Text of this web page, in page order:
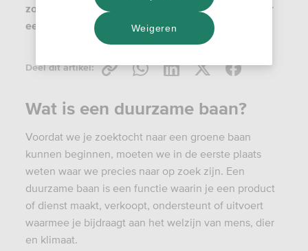
zoektocht. Daarom maken wij je wegwijs hoe je er
eentje vindt.
Deel dit artikel:
Wat is een duurzame baan?
Voordat we je zoektocht naar een groene baan
kunnen beginnen, moeten we in de eerste plaats
weten waar we precies naar op zoek zijn. Een
duurzame baan is een functie waarin je een product
of dienst maakt, verkoopt, ondersteunt of uitvoert
waarmee je bijdraagt aan het welzijn van mens, dier
en klimaat.
Weigeren